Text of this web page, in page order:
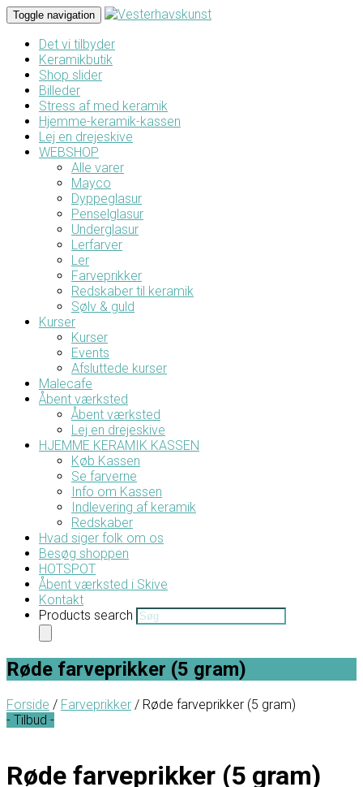
Toggle navigation
Det vi tilbyder
Keramikbutik
Shop slider
Billeder
Stress af med keramik
Hjemme-keramik-kassen
Lej en drejeskive
WEBSHOP
Alle varer
Mayco
Dyppeglasur
Penselglasur
Underglasur
Lerfarver
Ler
Farveprikker
Redskaber til keramik
Sølv & guld
Kurser
Kurser
Events
Afsluttede kurser
Malecafe
Åbent værksted
Åbent værksted
Lej en drejeskive
HJEMME KERAMIK KASSEN
Køb Kassen
Se farverne
Info om Kassen
Indlevering af keramik
Redskaber
Hvad siger folk om os
Besøg shoppen
HOTSPOT
Åbent værksted i Skive
Kontakt
Products search
Røde farveprikker (5 gram)
Forside / Farveprikker / Røde farveprikker (5 gram)
- Tilbud -
Røde farveprikker (5 gram)